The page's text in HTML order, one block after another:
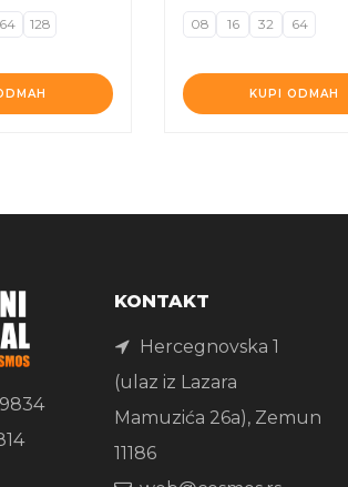
64 128
KUPI ODMAH
08 16 32 64
KONTAKT
Hercegnovska 1
(ulaz iz Lazara
Mamuzića 26a), Zemun
11186